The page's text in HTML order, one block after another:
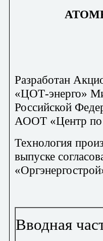
Разработан
«ЦОТ-энерго»
Российской
АООТ «Центр по
Технология
выпуске
Вводная